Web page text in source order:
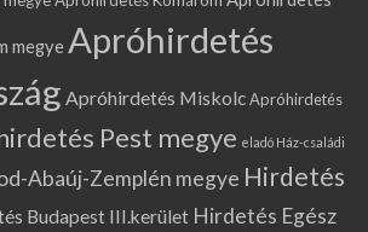
megye Apróhirdetés
Apróhirdetés MiskolcApróhirdetés
Pest megye eladó Ház-családi
Abaúj-Zemplén megye Hirdetés
Budapest III.kerület Hirdetés Egész